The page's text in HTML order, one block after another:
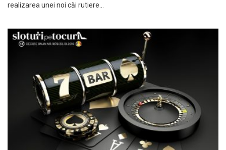
realizarea unei noi căi rutiere…